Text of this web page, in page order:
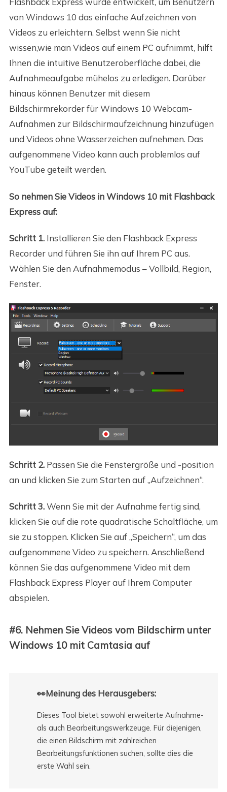
von Windows 10 das einfache Aufzeichnen von
Videos zu erleichtern. Selbst wenn Sie nicht
wissen,wie man Videos auf einem PC aufnimmt, hilft
Ihnen die intuitive Benutzeroberfläche dabei, die
Aufnahmeaufgabe mühelos zu erledigen. Darüber
hinaus können Benutzer mit diesem
Bildschirmrekorder für Windows 10 Webcam-
Aufnahmen zur Bildschirmaufzeichnung hinzufügen
und Videos ohne Wasserzeichen aufnehmen. Das
aufgenommene Video kann auch problemlos auf
YouTube geteilt werden.
So nehmen Sie Videos in Windows 10 mit Flashback
Express auf:
Schritt 1.Installieren Sie den Flashback Express
Recorder und führen Sie ihn auf Ihrem PC aus.
Wählen Sie den Aufnahmemodus – Vollbild, Region,
Fenster.
Schritt 2.Passen Sie die Fenstergröße und -position
an und klicken Sie zum Starten auf „Aufzeichnen“.
Schritt 3.Wenn Sie mit der Aufnahme fertig sind,
klicken Sie auf die rote quadratische Schaltfläche, um
sie zu stoppen. Klicken Sie auf „Speichern“, um das
aufgenommene Video zu speichern. Anschließend
können Sie das aufgenommene Video mit dem
Flashback Express Player auf Ihrem Computer
abspielen.
#6. Nehmen Sie Videos vom Bildschirm unter
Windows 10 mit Camtasia auf
👀Meinung des Herausgebers:
Dieses Tool bietet sowohl erweiterte Aufnahme-
als auch Bearbeitungswerkzeuge. Für diejenigen,
die einen Bildschirm mit zahlreichen
Bearbeitungsfunktionen suchen, sollte dies die
erste Wahl sein.